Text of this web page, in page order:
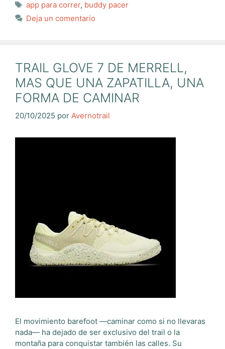
Etiquetas
app para correr, buddy pacer
Deja un comentario
TRAIL GLOVE 7 DE MERRELL,
MAS QUE UNA ZAPATILLA, UNA
FORMA DE CAMINAR
20/10/2025 por Avernotrail
El movimiento barefoot —caminar como si no llevaras
nada— ha dejado de ser exclusivo del trail o la
montaña para conquistar también las calles. Su